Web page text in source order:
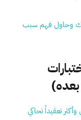
وحاول فهم سبب
بعده)
تعقيداً تحاكي